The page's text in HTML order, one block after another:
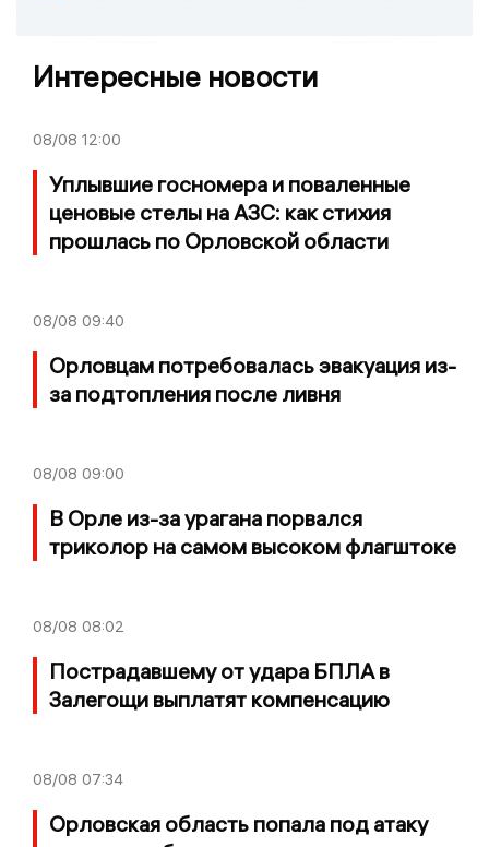
Интересные новости
08/08 12:00
Уплывшие госномера и поваленные
ценовые стелы на АЗС: как стихия
прошлась по Орловской области
08/08 09:40
Орловцам потребовалась эвакуация из-
за подтопления после ливня
08/08 09:00
В Орле из-за урагана порвался
триколор на самом высоком флагштоке
08/08 08:02
Пострадавшему от удара БПЛА в
Залегощи выплатят компенсацию
08/08 07:34
Орловская область попала под атаку